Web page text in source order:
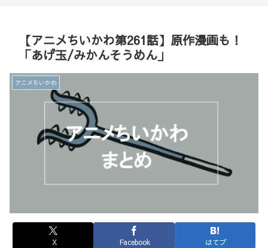
【アニメちいかわ第261話】原作漫画も！
「あげ玉/みかんそうめん」
アニメちいかわ
X Facebook はてブ